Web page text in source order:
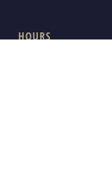
HOURS